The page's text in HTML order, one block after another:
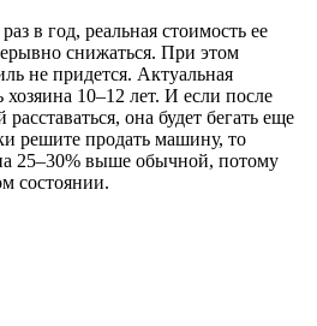
в год, реальная стоимость ее
снижаться. При этом
не придется. Актуальная
хозяина 10–12 лет. И если после
она будет бегать еще
решите продать машину, то
25–30% выше обычной, потому
состоянии.